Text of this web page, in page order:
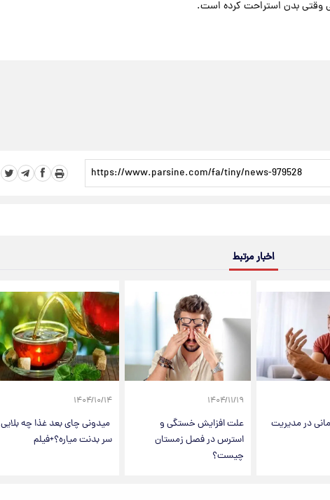
وقتی بدن استراحت کرده است.
اخبار مرتبط
در مدیریت
۱۴۰۴/۱۱/۱۹
علت افزایش خستگی و
استرس در فصل زمستان
چیست؟
۱۴۰۴/۱۰/۱۴
‌ میدونی چای بعد غذا چه بلایی
سر بدنت میاره؟+فیلم